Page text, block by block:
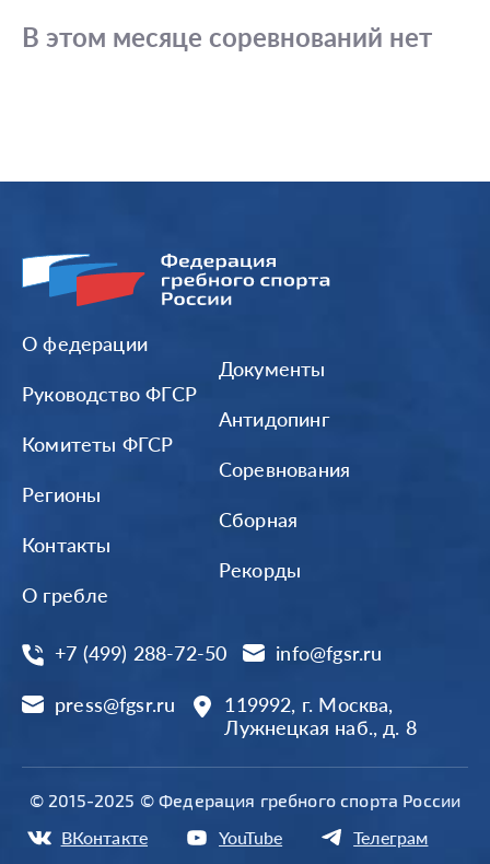
В этом месяце соревнований нет
О федерации
Руководство ФГСР
Комитеты ФГСР
Регионы
Контакты
О гребле
Документы
Антидопинг
Соревнования
Сборная
Рекорды
+7 (499) 288-72-50 info@fgsr.ru
press@fgsr.ru
119992, г. Москва,
Лужнецкая наб., д. 8
© 2015-2025 © Федерация гребного спорта России
ВКонтакте YouTube Телеграм